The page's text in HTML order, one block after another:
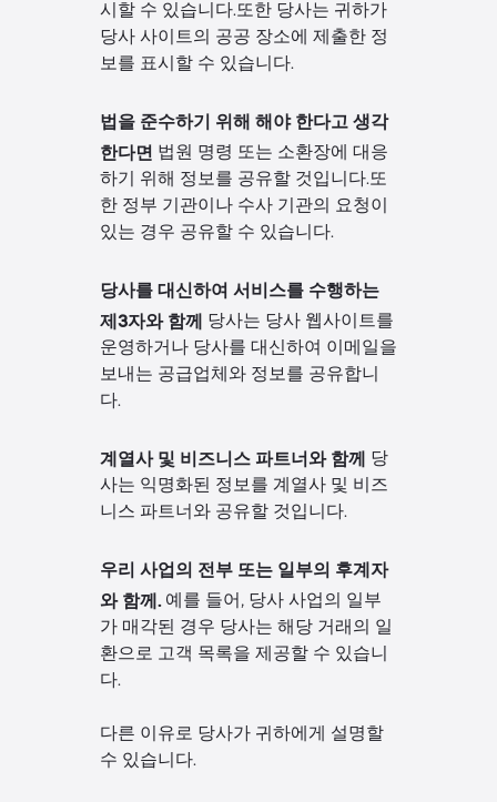
시할 수 있습니다.또한 당사는 귀하가
당사 사이트의 공공 장소에 제출한 정
보를 표시할 수 있습니다.
법을 준수하기 위해 해야 한다고 생각
한다면 법원 명령 또는 소환장에 대응
하기 위해 정보를 공유할 것입니다.또
한 정부 기관이나 수사 기관의 요청이
있는 경우 공유할 수 있습니다.
당사를 대신하여 서비스를 수행하는
제3자와 함께 당사는 당사 웹사이트를
운영하거나 당사를 대신하여 이메일을
보내는 공급업체와 정보를 공유합니
다.
계열사 및 비즈니스 파트너와 함께 당
사는 익명화된 정보를 계열사 및 비즈
니스 파트너와 공유할 것입니다.
우리 사업의 전부 또는 일부의 후계자
와 함께.예를 들어, 당사 사업의 일부
가 매각된 경우 당사는 해당 거래의 일
환으로 고객 목록을 제공할 수 있습니
다.
다른 이유로 당사가 귀하에게 설명할
수 있습니다.